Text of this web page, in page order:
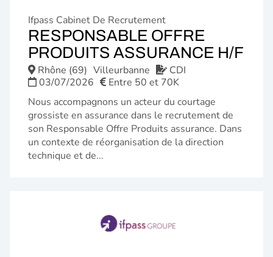
Ifpass Cabinet De Recrutement
RESPONSABLE OFFRE
PRODUITS ASSURANCE H/F
Rhône (69) Villeurbanne
CDI
03/07/2026
Entre 50 et 70K
Nous accompagnons un acteur du courtage
grossiste en assurance dans le recrutement de
son Responsable Offre Produits assurance. Dans
un contexte de réorganisation de la direction
technique et de...